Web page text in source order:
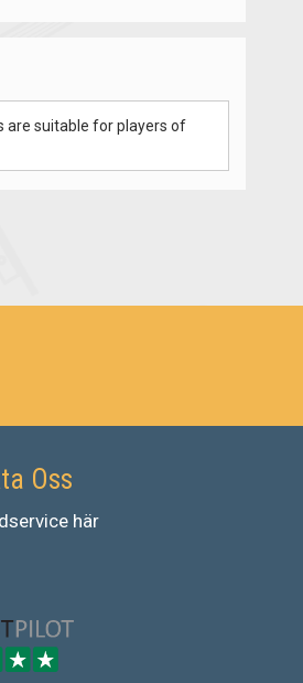
are suitable for players of
Oss
här